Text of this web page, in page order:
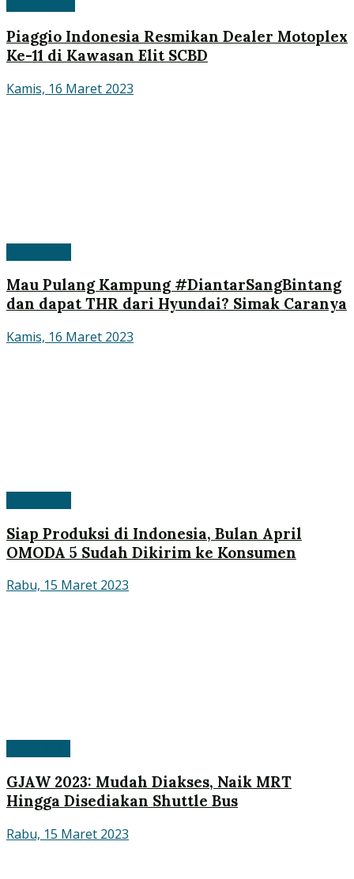
Piaggio Indonesia Resmikan Dealer Motoplex
Ke-11 di Kawasan Elit SCBD
Kamis, 16 Maret 2023
Mau Pulang Kampung #DiantarSangBintang
dan dapat THR dari Hyundai? Simak Caranya
Kamis, 16 Maret 2023
Siap Produksi di Indonesia, Bulan April
OMODA 5 Sudah Dikirim ke Konsumen
Rabu, 15 Maret 2023
GJAW 2023: Mudah Diakses, Naik MRT
Hingga Disediakan Shuttle Bus
Rabu, 15 Maret 2023